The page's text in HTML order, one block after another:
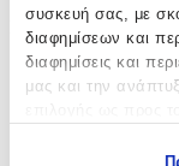
συσκευή σας, με
διαφημίσεων και
διαφημίσεις και
μας και την
Είδος
Κρέμα